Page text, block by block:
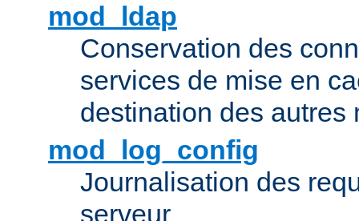
mod_ldap
Conservation des
services de mise en
destination des autres
mod_log_config
Journalisation des
serveur